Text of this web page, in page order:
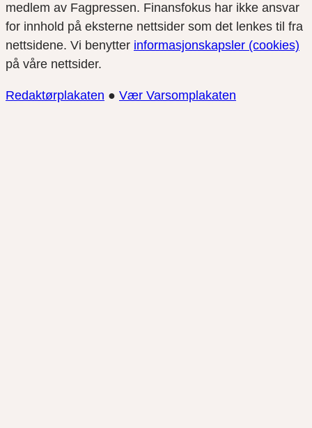
medlem av Fagpressen. Finansfokus har ikke ansvar
for innhold på eksterne nettsider som det lenkes til fra
nettsidene. Vi benytter informasjonskapsler (cookies)
på våre nettsider.
Redaktørplakaten ● Vær Varsomplakaten